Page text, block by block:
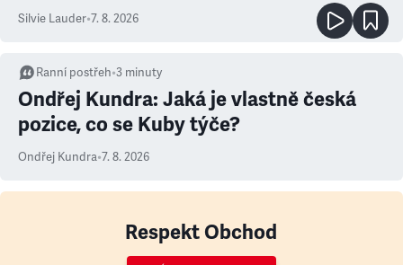
Silvie Lauder•7. 8. 2026
Ranní postřeh•3 minuty
Ondřej Kundra: Jaká je vlastně česká
pozice, co se Kuby týče?
Ondřej Kundra•7. 8. 2026
Respekt Obchod